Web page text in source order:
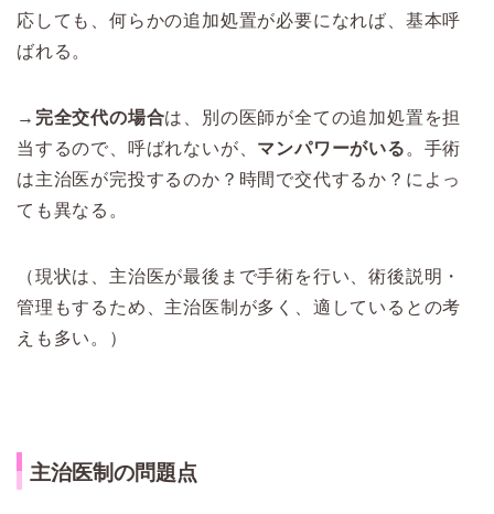
応しても、何らかの追加処置が必要になれば、基本呼
ばれる。
→ 完全交代の場合は、別の医師が全ての追加処置を担
当するので、呼ばれないが、 マンパワーがいる 。手術
は主治医が完投するのか？時間で交代するか？によっ
ても異なる。
（現状は、主治医が最後まで手術を行い、術後説明・
管理もするため、主治医制が多く、適しているとの考
えも多い。）
主治医制の問題点